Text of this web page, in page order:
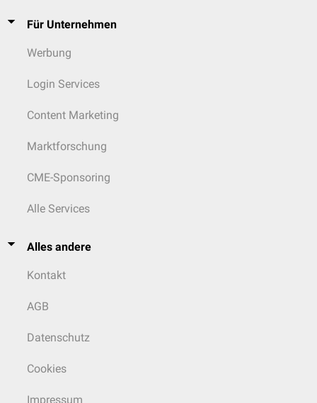
Für Unternehmen
Werbung
Login Services
Content Marketing
Marktforschung
CME-Sponsoring
Alle Services
Alles andere
Kontakt
AGB
Datenschutz
Cookies
Impressum